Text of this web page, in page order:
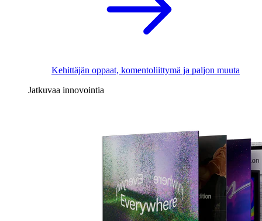
Kehittäjän oppaat, komentoliittymä ja paljon muuta
Jatkuvaa innovointia